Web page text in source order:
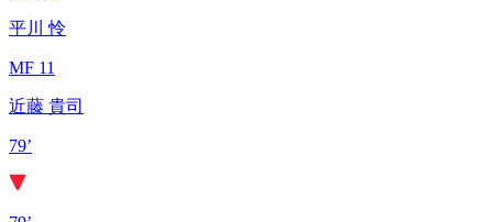
平川 怜
MF 11
近藤 貴司
79’